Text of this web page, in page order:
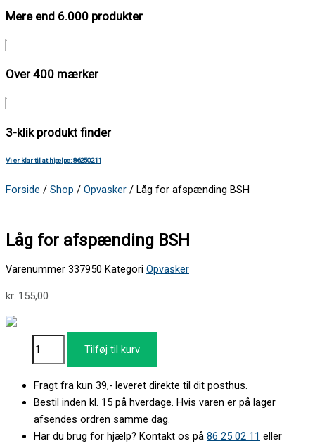
Mere end 6.000 produkter
Over 400 mærker
3-klik produkt finder
Vi er klar til at hjælpe: 86250211
Forside / Shop / Opvasker / Låg for afspænding BSH
Låg for afspænding BSH
Varenummer 337950 Kategori Opvasker
kr. 155,00
Tilføj til kurv
Fragt fra kun 39,- leveret direkte til dit posthus.
Bestil inden kl. 15 på hverdage. Hvis varen er på lager
afsendes ordren samme dag.
Har du brug for hjælp? Kontakt os på 86 25 02 11 eller